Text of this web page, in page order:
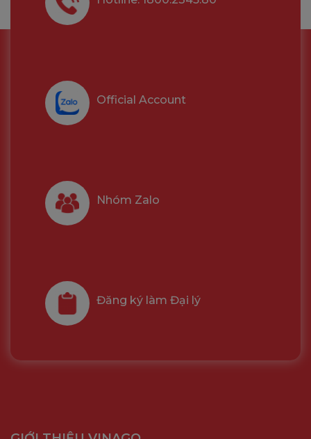
Official Account
Nhóm Zalo
Đăng ký làm Đại lý